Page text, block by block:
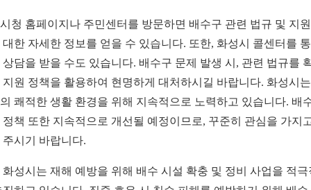
청 홈페이지나 주민센터를 방문하면 배수구 관련 법규 및 지
대한 자세한 정보를 얻을 수 있습니다. 또한, 화성시 콜센터를
상담을 받을 수도 있습니다. 배수구 문제 발생 시, 관련 법규를
지원 정책을 활용하여 현명하게 대처하시길 바랍니다. 화성시
쾌적한 생활 환경을 위해 지속적으로 노력하고 있습니다. 배
정책 또한 지속적으로 개선될 예정이므로, 꾸준히 관심을 가지
주시기 바랍니다.
화성시는 재해 예방을 위해 배수 시설 확충 및 정비 사업을 적극